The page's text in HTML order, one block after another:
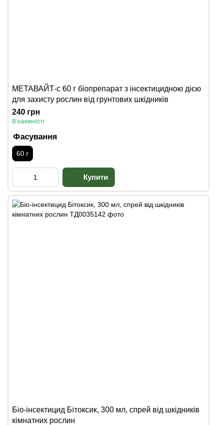
МЕТАВАЙТ-с 60 г біопрепарат з інсектицидною дією
для захисту рослин від грунтових шкідників
240 грн
В наявності
Фасування
60 г
Біо-інсектицид Бітоксик, 300 мл, спрей від шкідників
кімнатних рослин